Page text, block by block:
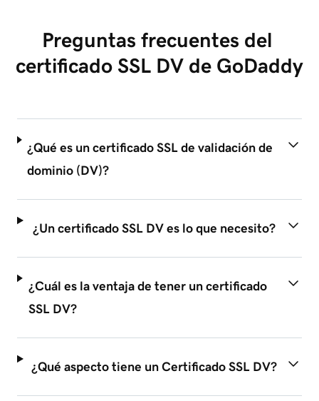
Preguntas frecuentes del
certificado SSL DV de GoDaddy
¿Qué es un certificado SSL de validación de
dominio (DV)?
¿Un certificado SSL DV es lo que necesito?
¿Cuál es la ventaja de tener un certificado
SSL DV?
¿Qué aspecto tiene un Certificado SSL DV?